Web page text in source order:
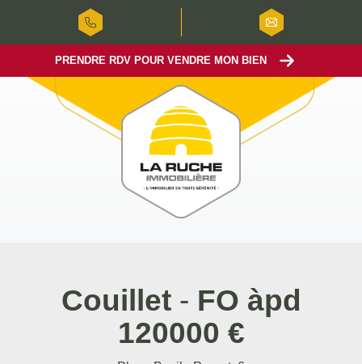
PRENDRE RDV POUR VENDRE MON BIEN
Couillet- FO àpd
120000 €